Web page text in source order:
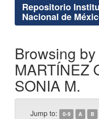
Repositorio
Nacional de
Browsing
MARTÍNEZ
SONIA M.
Jump to: 0-9 A B